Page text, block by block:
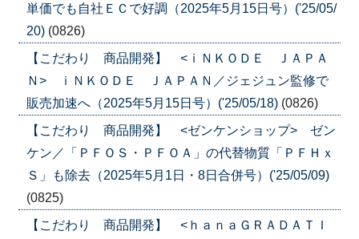
単価でも自社ＥＣで好調（2025年5月15日号）('25/05/
20) (0826)
【こだわり 商品開発】 <ｉＮＫＯＤＥ ＪＡＰＡ
Ｎ> ｉＮＫＯＤＥ ＪＡＰＡＮ／ジェジュン監修で
販売加速へ（2025年5月15日号）('25/05/18) (0826)
【こだわり 商品開発】 <ゼンケンショップ> ゼン
ケン／「ＰＦＯＳ・ＰＦＯＡ」の代替物質「ＰＦＨｘ
Ｓ」も除去（2025年5月1日・8日合併号）('25/05/09)
(0825)
【こだわり 商品開発】 <ｈａｎａＧＲＡＤＡＴＩ